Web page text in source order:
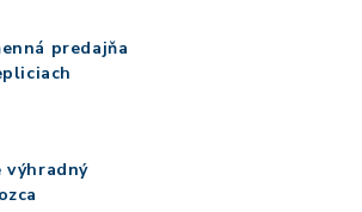
predajňa
výhradný